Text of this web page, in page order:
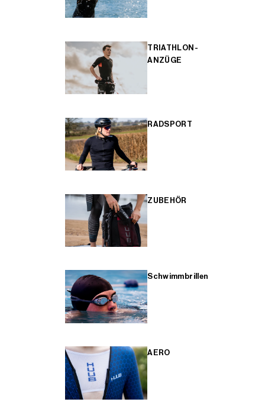
TRIATHLON-
ANZÜGE
RADSPORT
ZUBEHÖR
Schwimmbrillen
AERO